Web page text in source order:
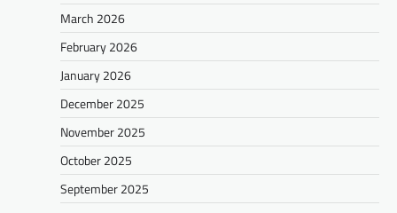
March 2026
February 2026
January 2026
December 2025
November 2025
October 2025
September 2025